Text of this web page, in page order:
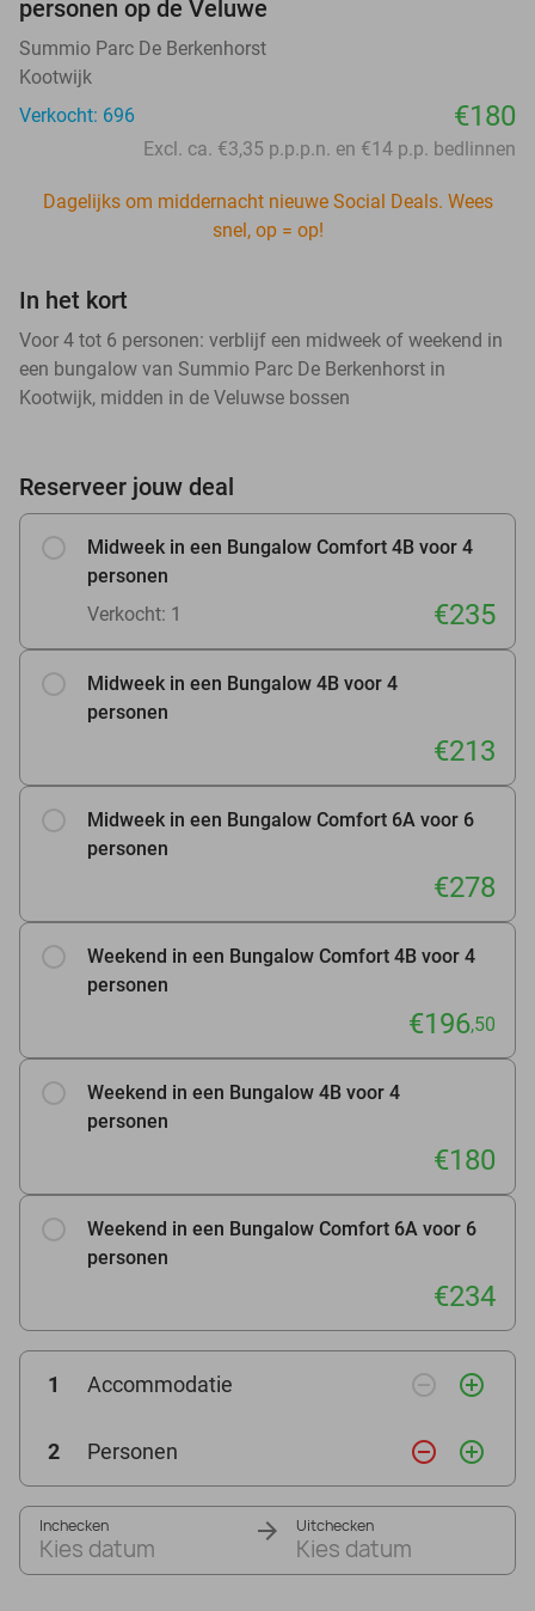
personen op de Veluwe
Summio Parc De Berkenhorst
Kootwijk
Verkocht: 696
€180
Excl. ca. €3,35 p.p.p.n. en €14 p.p. bedlinnen
Dagelijks om middernacht nieuwe Social Deals. Wees
snel, op = op!
In het kort
Voor 4 tot 6 personen: verblijf een midweek of weekend in
een bungalow van Summio Parc De Berkenhorst in
Kootwijk, midden in de Veluwse bossen
Reserveer jouw deal
Midweek in een Bungalow Comfort 4B voor 4
personen
Verkocht: 1
€235
Midweek in een Bungalow 4B voor 4
personen
€213
Midweek in een Bungalow Comfort 6A voor 6
personen
€278
Weekend in een Bungalow Comfort 4B voor 4
personen
€196,50
Weekend in een Bungalow 4B voor 4
personen
€180
Weekend in een Bungalow Comfort 6A voor 6
personen
€234
1 Accommodatie remove_circle_outline add_circle_outline
2 Personen remove_circle_outline add_circle_outline
Inchecken
Kies datum
Uitchecken
Kies datum